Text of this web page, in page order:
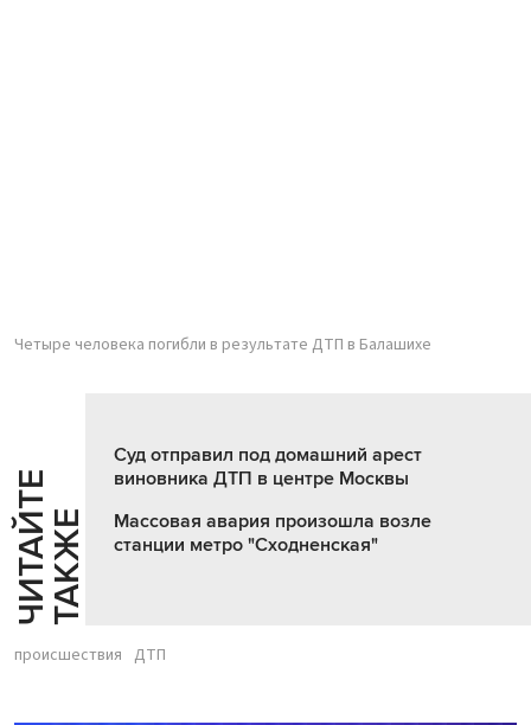
Четыре человека погибли в результате ДТП в Балашихе
Ч
И
Т
АЙ
Т
Е
Т
А
К
ЖЕ
Суд отправил под домашний арест
виновника ДТП в центре Москвы
Массовая авария произошла возле
станции метро "Сходненская"
происшествия ДТП